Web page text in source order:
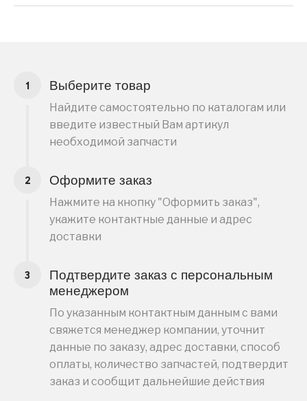
Выберите товар
Найдите самостоятельно по каталогам или
введите известный Вам артикул
необходимой запчасти
Оформите заказ
Нажмите на кнопку "Оформить заказ",
укажите контактные данные и адрес
доставки
Подтвердите заказ с персональным
менеджером
По указанным контактным данным с вами
свяжется менеджер компании, уточнит
данные по заказу, адрес доставки, способ
оплаты, количество запчастей, подтвердит
заказ и сообщит дальнейшие действия